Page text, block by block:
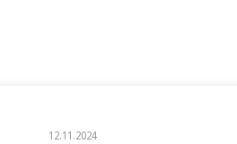
12.11.2024